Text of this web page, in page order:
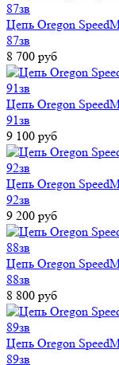
Цепь Oregon
87зв
8 700 руб
Цепь Oregon
91зв
9 100 руб
Цепь Oregon
92зв
9 200 руб
Цепь Oregon
88зв
8 800 руб
Цепь Oregon
89зв